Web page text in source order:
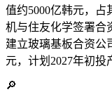
值约5000亿韩元，占
机与住友化学签署合
建立玻璃基板合资公
元，计划2027年初投
🔎